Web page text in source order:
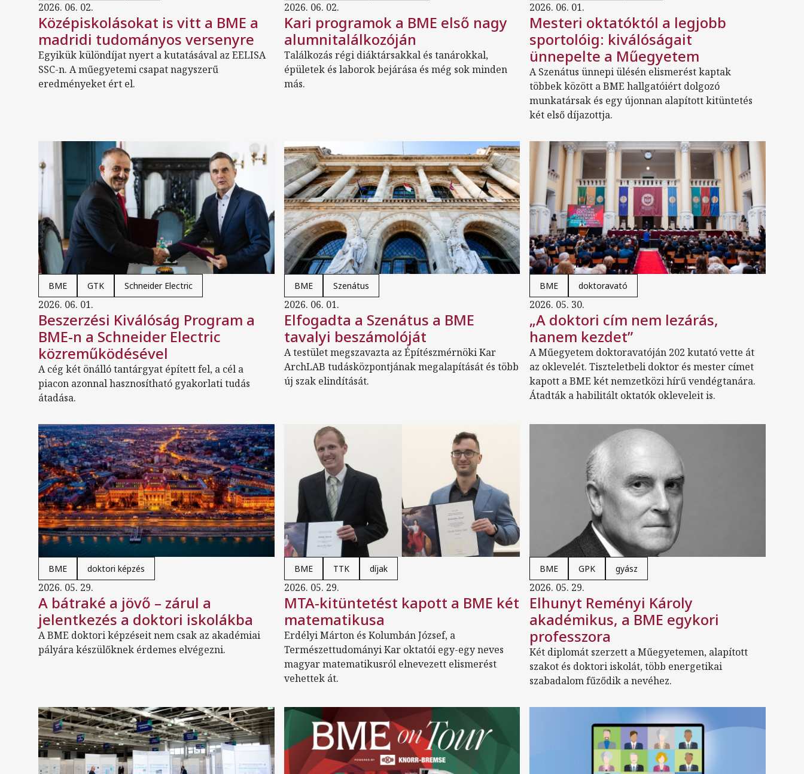
2026. 06. 02.
Középiskolásokat is vitt a BME a
madridi tudományos versenyre
Egyikük különdíjat nyert a kutatásával az EELISA
SSC-n. A műegyetemi csapat nagyszerű
eredményeket ért el.
2026. 06. 02.
Kari programok a BME első nagy
alumnitalálkozóján
Találkozás régi diáktársakkal és tanárokkal,
épületek és laborok bejárása és még sok minden
más.
2026. 06. 01.
Mesteri oktatóktól a legjobb
sportolóig: kiválóságait
ünnepelte a Műegyetem
A Szenátus ünnepi ülésén elismerést kaptak
többek között a BME hallgatóiért dolgozó
munkatársak és egy újonnan alapított kitüntetés
két első díjazottja.
BME GTK Schneider Electric
2026. 06. 01.
Beszerzési Kiválóság Program a
BME-n a Schneider Electric
közreműködésével
A cég két önálló tantárgyat épített fel, a cél a
piacon azonnal hasznosítható gyakorlati tudás
átadása.
BME Szenátus
2026. 06. 01.
Elfogadta a Szenátus a BME
tavalyi beszámolóját
A testület megszavazta az Építészmérnöki Kar
ArchLAB tudásközpontjának megalapítását és több
új szak elindítását.
BME doktoravató
2026. 05. 30.
„A doktori cím nem lezárás,
hanem kezdet”
A Műegyetem doktoravatóján 202 kutató vette át
az oklevelét. Tiszteletbeli doktor és mester címet
kapott a BME két nemzetközi hírű vendégtanára.
Átadták a habilitált oktatók okleveleit is.
BME doktori képzés
2026. 05. 29.
A bátraké a jövő – zárul a
jelentkezés a doktori iskolákba
A BME doktori képzéseit nem csak az akadémiai
pályára készülőknek érdemes elvégezni.
BME TTK díjak
2026. 05. 29.
MTA-kitüntetést kapott a BME két
matematikusa
Erdélyi Márton és Kolumbán József, a
Természettudományi Kar oktatói egy-egy neves
magyar matematikusról elnevezett elismerést
vehettek át.
BME GPK gyász
2026. 05. 29.
Elhunyt Reményi Károly
akadémikus, a BME egykori
professzora
Két diplomát szerzett a Műegyetemen, alapított
szakot és doktori iskolát, több energetikai
szabadalom fűződik a nevéhez.